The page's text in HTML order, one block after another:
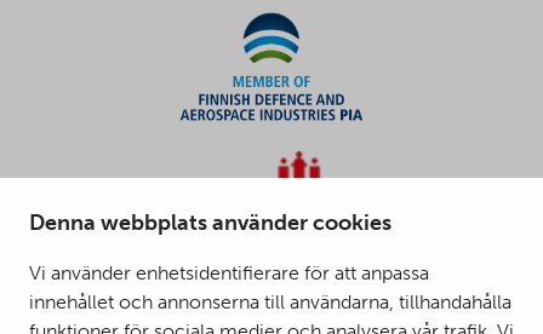
Denna webbplats använder cookies
Vi använder enhetsidentifierare för att anpassa
innehållet och annonserna till användarna, tillhandahålla